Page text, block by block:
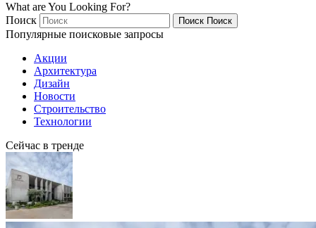
What are You Looking For?
Поиск
Поиск Поиск
Популярные поисковые запросы
Акции
Архитектура
Дизайн
Новости
Строительство
Технологии
Сейчас в тренде